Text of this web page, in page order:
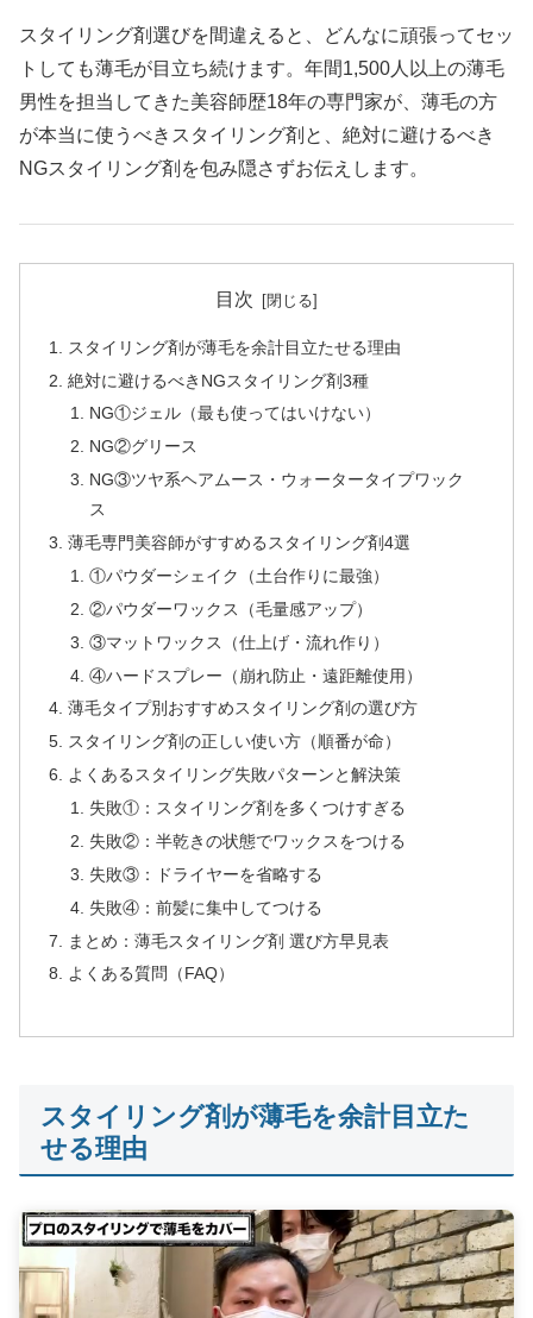
スタイリング剤選びを間違えると、どんなに頑張ってセッ
トしても薄毛が目立ち続けます。年間1,500人以上の薄毛
男性を担当してきた美容師歴18年の専門家が、薄毛の方
が本当に使うべきスタイリング剤と、絶対に避けるべき
NGスタイリング剤を包み隠さずお伝えします。
目次
スタイリング剤が薄毛を余計目立たせる理由
絶対に避けるべきNGスタイリング剤3種
NG①ジェル（最も使ってはいけない）
NG②グリース
NG③ツヤ系ヘアムース・ウォータータイプワック
ス
薄毛専門美容師がすすめるスタイリング剤4選
①パウダーシェイク（土台作りに最強）
②パウダーワックス（毛量感アップ）
③マットワックス（仕上げ・流れ作り）
④ハードスプレー（崩れ防止・遠距離使用）
薄毛タイプ別おすすめスタイリング剤の選び方
スタイリング剤の正しい使い方（順番が命）
よくあるスタイリング失敗パターンと解決策
失敗①：スタイリング剤を多くつけすぎる
失敗②：半乾きの状態でワックスをつける
失敗③：ドライヤーを省略する
失敗④：前髪に集中してつける
まとめ：薄毛スタイリング剤 選び方早見表
よくある質問（FAQ）
スタイリング剤が薄毛を余計目立た
せる理由